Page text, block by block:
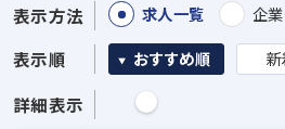
表示方法
求人一覧 企
表示順 おすすめ順
詳細表示